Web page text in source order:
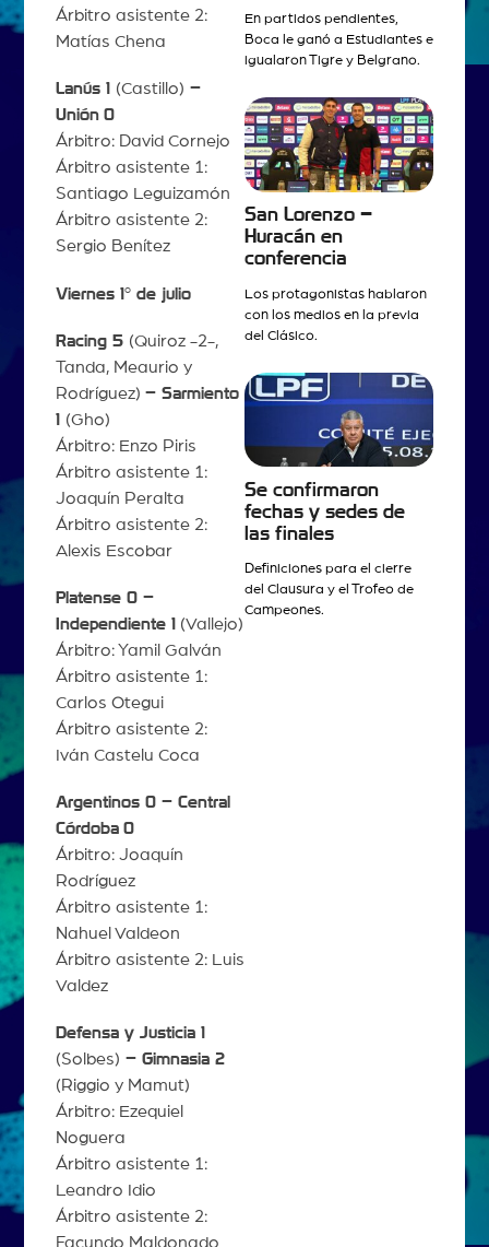
Árbitro asistente 2:
Matías Chena
Lanús 1 (Castillo) –
Unión 0
Árbitro: David Cornejo
Árbitro asistente 1:
Santiago Leguizamón
Árbitro asistente 2:
Sergio Benítez
Viernes 1° de julio
Racing 5 (Quiroz -2-,
Tanda, Meaurio y
Rodríguez) – Sarmiento
1 (Gho)
Árbitro: Enzo Piris
Árbitro asistente 1:
Joaquín Peralta
Árbitro asistente 2:
Alexis Escobar
Platense 0 –
Independiente 1 (Vallejo)
Árbitro: Yamil Galván
Árbitro asistente 1:
Carlos Otegui
Árbitro asistente 2:
Iván Castelu Coca
Argentinos 0 – Central
Córdoba 0
Árbitro: Joaquín
Rodríguez
Árbitro asistente 1:
Nahuel Valdeon
Árbitro asistente 2: Luis
Valdez
Defensa y Justicia 1
(Solbes) – Gimnasia 2
(Riggio y Mamut)
Árbitro: Ezequiel
Noguera
Árbitro asistente 1:
Leandro Idio
Árbitro asistente 2:
Facundo Maldonado
En partidos pendientes,
Boca le ganó a Estudiantes e
igualaron Tigre y Belgrano.
San Lorenzo –
Huracán en
conferencia
Los protagonistas hablaron
con los medios en la previa
del Clásico.
Se confirmaron
fechas y sedes de
las finales
Definiciones para el cierre
del Clausura y el Trofeo de
Campeones.